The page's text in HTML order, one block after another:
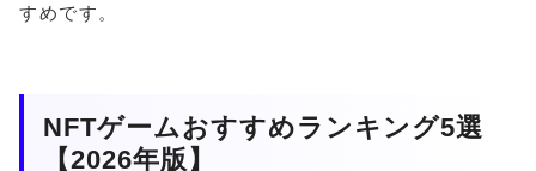
すめです。
NFTゲームおすすめランキング5選
【2026年版】